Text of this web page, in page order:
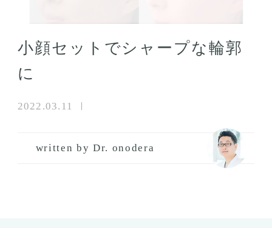
小顔セットでシャープな輪郭
に
2022.03.11
written by Dr. onodera